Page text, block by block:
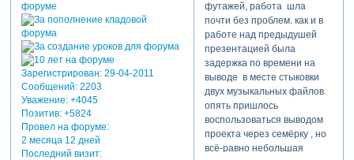
Зарегистрирован: 29-04-2011
Сообщений:2203
Уважение: +4045
Позитив: +5824
Провел на форуме:
2 месяца 12 дней
Последний визит:
футажей, работа шла
почти без проблем. как и в
работе над предыдушей
презентацией была
задержка по времени на
выводе в месте стыковки
двух музыкальных файлов.
опять пришлось
воспользоваться выводом
проекта через семёрку , но
всё-равно небольшая